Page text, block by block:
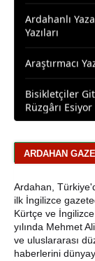
Araştırmacı
Bisikletçiler
Ardahan
Plaka
Ardahan
Üyeleri
Yaşar
Durum
Bir Parti İşte
ARDAHAN
Ardahan,
ilk İngilizce
Kürtçe ve
yılında Mehmet
ve uluslararası
haberlerini